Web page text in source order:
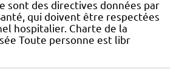
sont des directives données par
qui doivent être respectées
hospitalier. Charte de la
Toute personne est libr